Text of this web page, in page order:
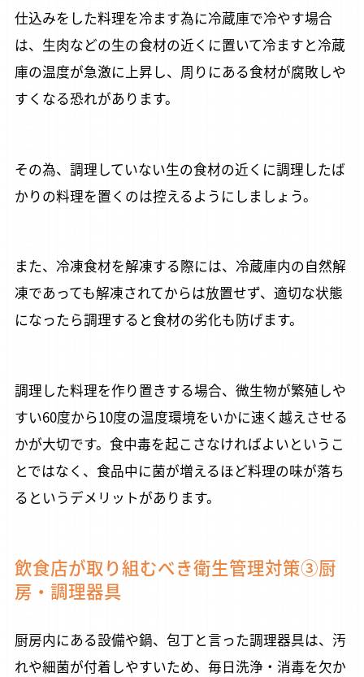
仕込みをした料理を冷ます為に冷蔵庫で冷やす場合
は、生肉などの生の食材の近くに置いて冷ますと冷蔵
庫の温度が急激に上昇し、周りにある食材が腐敗しや
すくなる恐れがあります。
その為、調理していない生の食材の近くに調理したば
かりの料理を置くのは控えるようにしましょう。
また、冷凍食材を解凍する際には、冷蔵庫内の自然解
凍であっても解凍されてからは放置せず、適切な状態
になったら調理すると食材の劣化も防げます。
調理した料理を作り置きする場合、微生物が繁殖しや
すい60度から10度の温度環境をいかに速く越えさせる
かが大切です。食中毒を起こさなければよいというこ
とではなく、食品中に菌が増えるほど料理の味が落ち
るというデメリットがあります。
飲食店が取り組むべき衛生管理対策③厨
房・調理器具
厨房内にある設備や鍋、包丁と言った調理器具は、汚
れや細菌が付着しやすいため、毎日洗浄・消毒を欠か